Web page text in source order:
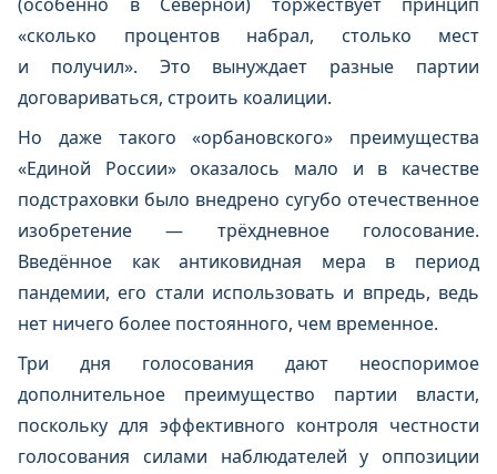
«сколько процентов набрал, столько мест
и получил». Это вынуждает разные партии
договариваться, строить коалиции.
Но даже такого «орбановского» преимущества
«Единой России» оказалось мало и в качестве
подстраховки было внедрено сугубо отечественное
изобретение — трёхдневное голосование.
Введённое как антиковидная мера в период
пандемии, его стали использовать и впредь, ведь
нет ничего более постоянного, чем временное.
Три дня голосования дают неоспоримое
дополнительное преимущество партии власти,
поскольку для эффективного контроля честности
голосования силами наблюдателей у оппозиции